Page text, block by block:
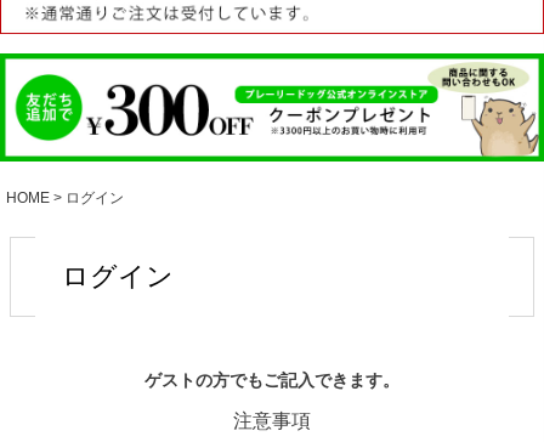
HOME ログイン
ログイン
ゲストの方でもご記入できます。
注意事項